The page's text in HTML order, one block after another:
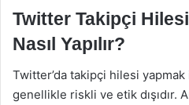
Twitter Takipçi
Nasıl Yapılır?
Twitter’da takipçi hilesi
genellikle riskli ve etik dışıdır.